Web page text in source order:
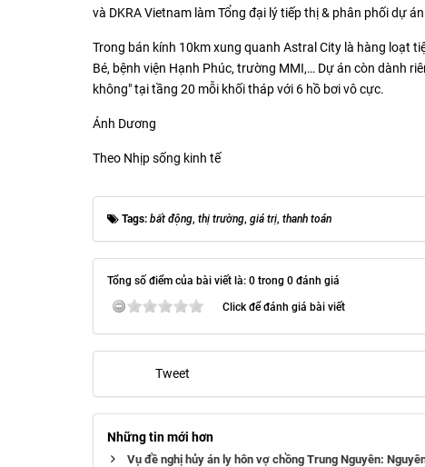
và DKRA Vietnam làm Tổng đại lý tiếp thị & phân phối dự
Trong bán kính 10km xung quanh Astral City là hàng loạt
Bé, bệnh viện Hạnh Phúc, trường MMI,… Dự án còn dành
không" tại tầng 20 mỗi khối tháp với 6 hồ bơi vô cực.
Ánh Dương
Theo Nhịp sống kinh tế
Tags: bất động, thị trường, giá trị, thanh toán
Tổng số điểm của bài viết là: 0 trong 0 đánh giá
Click để đánh giá bài viết
Tweet
Những tin mới hơn
Vụ đề nghị hủy án ly hôn vợ chồng Trung Nguyên: